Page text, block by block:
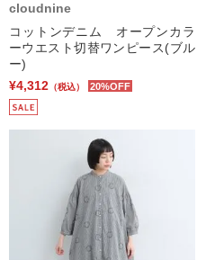
cloudnine
コットンデニム オープンカラ
ーウエスト切替ワンピース(ブル
ー)
¥4,312 （税込） 20%OFF